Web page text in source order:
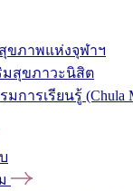
ขภาพแห่งจุฬาฯ
มสุขภาวะนิสิต
การเรียนรู้ (Chula